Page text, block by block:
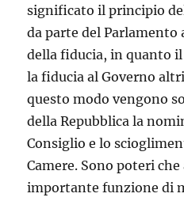
significato il principio
da parte del
della fiducia, in quanto
la fiducia al Governo
questo modo vengono
della Repubblica la
Consiglio e lo
Camere. Sono poteri
importante funzione di